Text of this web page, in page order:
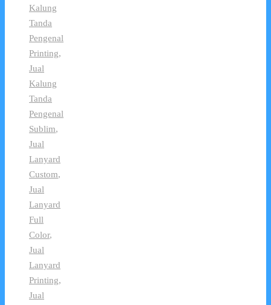
Kalung
Tanda
Pengenal
Printing,
Jual
Kalung
Tanda
Pengenal
Sublim,
Jual
Lanyard
Custom,
Jual
Lanyard
Full
Color,
Jual
Lanyard
Printing,
Jual